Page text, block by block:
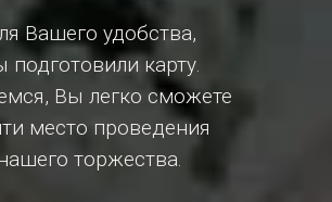
Вашего удобства,
подготовили карту.
Вы легко сможете
место проведения
торжества.